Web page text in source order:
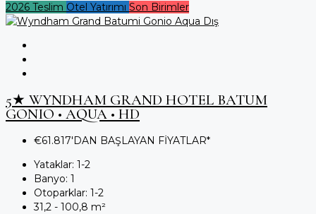
2026 Teslim Otel Yatırımı Son Birimler
5★ WYNDHAM GRAND HOTEL BATUM
GONIO • AQUA • HD
€61.817'DAN BAŞLAYAN FİYATLAR*
Yataklar: 1-2
Banyo: 1
Otoparklar: 1-2
31,2 - 100,8 m²